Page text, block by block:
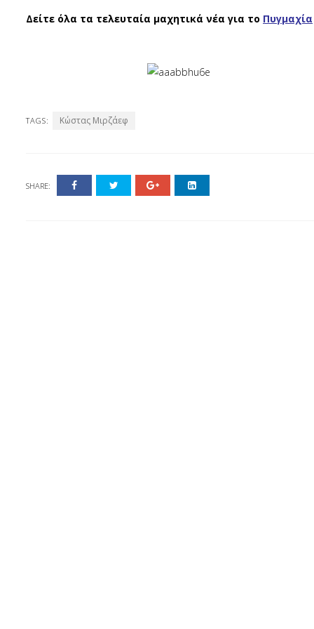
Δείτε όλα τα τελευταία μαχητικά νέα για το Πυγμαχία
TAGS: Κώστας Μιρζάεφ
SHARE: